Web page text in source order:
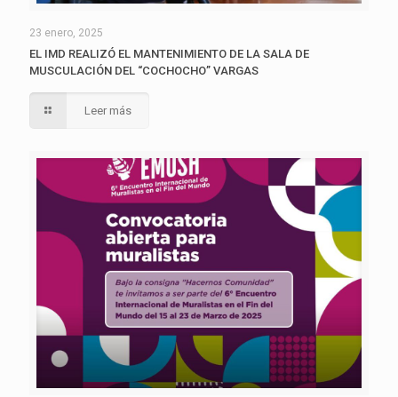
23 enero, 2025
EL IMD REALIZÓ EL MANTENIMIENTO DE LA SALA DE
MUSCULACIÓN DEL “COCHOCHO” VARGAS
Leer más